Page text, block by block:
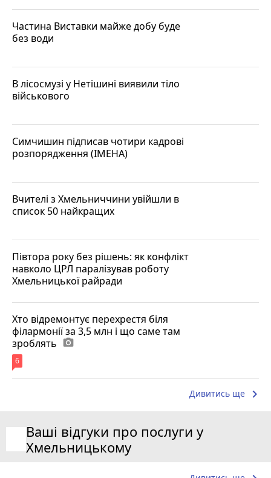
Частина Виставки майже добу буде
без води
В лісосмузі у Нетішині виявили тіло
військового
Симчишин підписав чотири кадрові
розпорядження (ІМЕНА)
Вчителі з Хмельниччини увійшли в
список 50 найкращих
Півтора року без рішень: як конфлікт
навколо ЦРЛ паралізував роботу
Хмельницької райради
Хто відремонтує перехрестя біля
філармонії за 3,5 млн і що саме там
зроблять photo_camera
6
Дивитись ще keyboard_arrow_right
Ваші відгуки про послуги у
Хмельницькому